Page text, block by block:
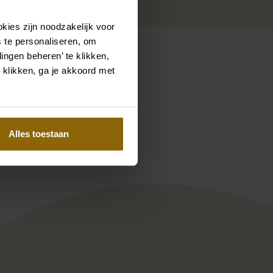
zijn noodzakelijk voor
personaliseren, om
beheren’ te klikken,
klikken, ga je akkoord met
Alles toestaan
25-134
Pinterest
Agora 19-37